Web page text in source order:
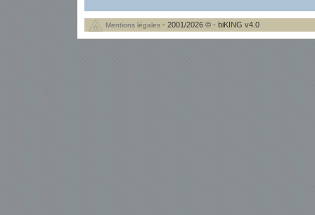
Mentions légales - 2001/2026 © - biKING v4.0